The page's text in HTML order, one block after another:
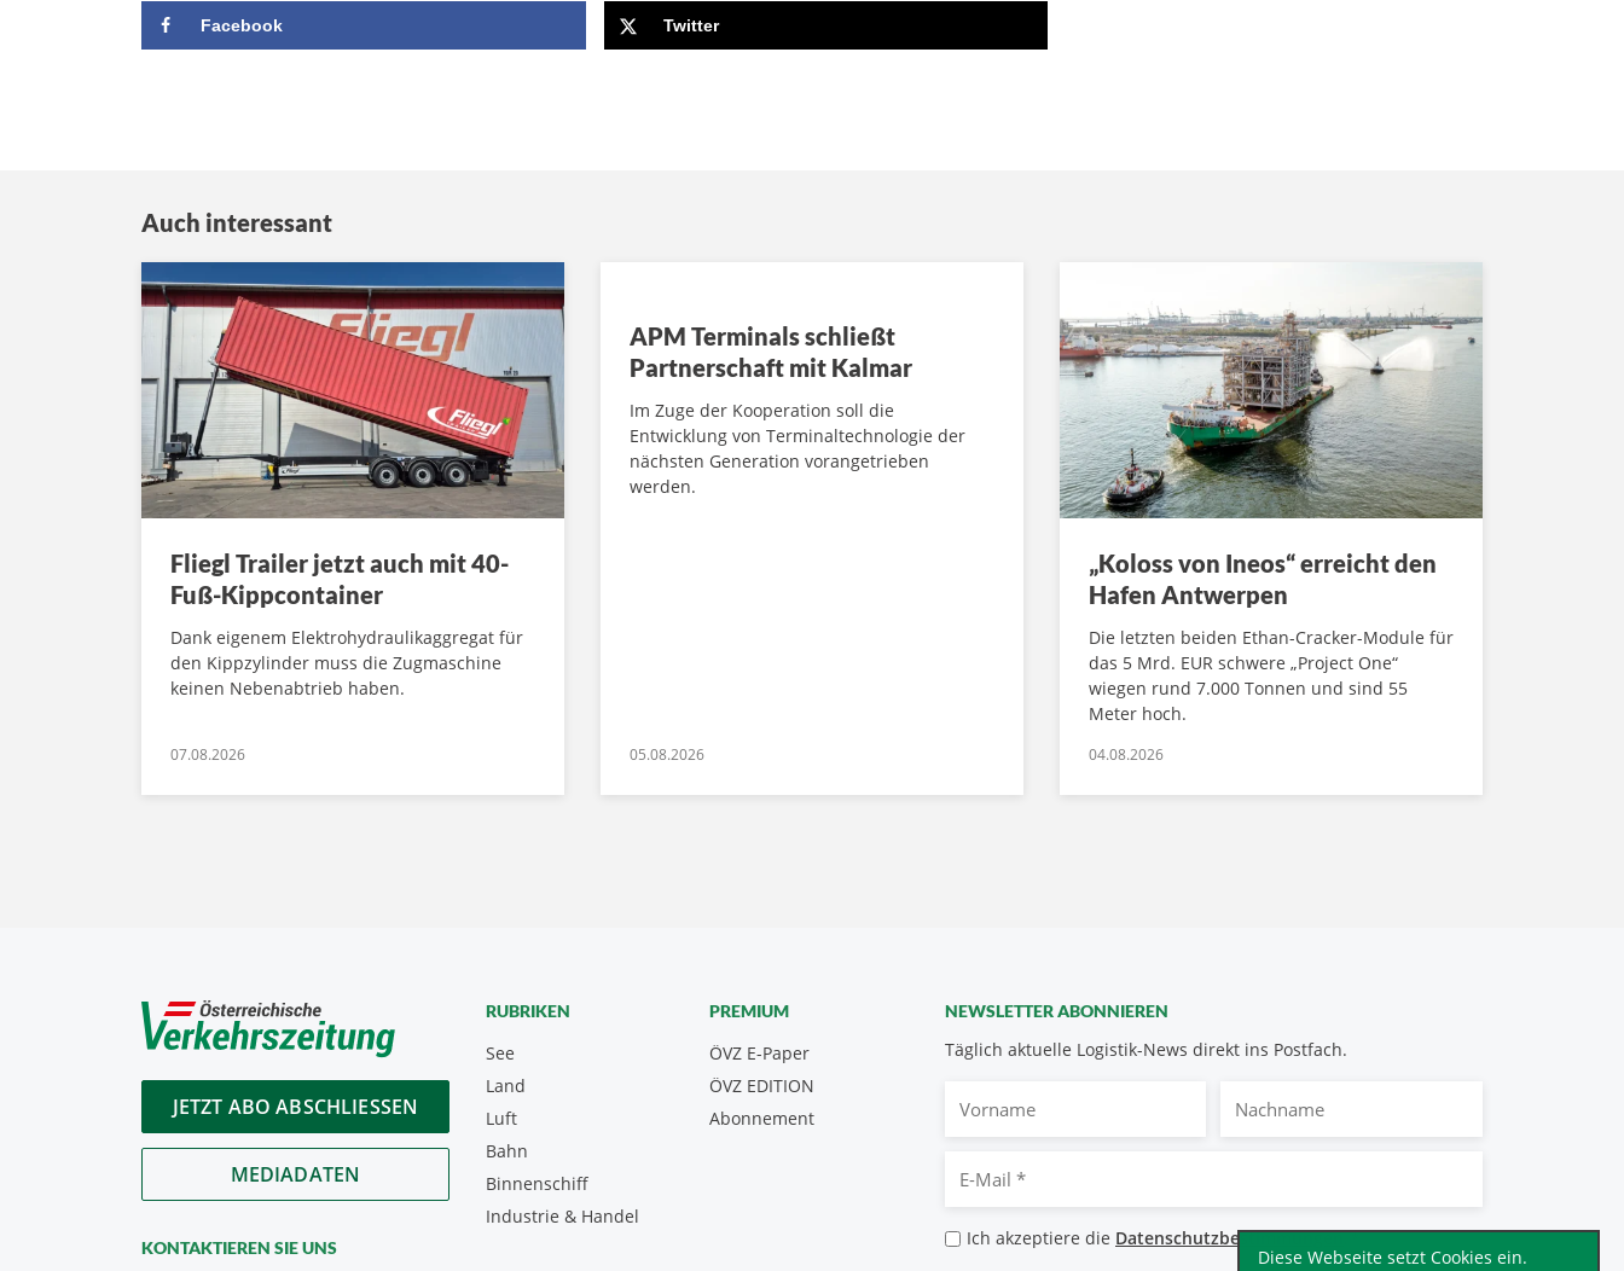
Diese Webseite setzt Cookies ein.
Facebook Twitter
Auch interessant
Fliegl Trailer jetzt auch mit 40-
Fuß-Kippcontainer
Dank eigenem Elektrohydraulikaggregat für
den Kippzylinder muss die Zugmaschine
keinen Nebenabtrieb haben.
07.08.2026
APM Terminals schließt
Partnerschaft mit Kalmar
Im Zuge der Kooperation soll die
Entwicklung von Terminaltechnologie der
nächsten Generation vorangetrieben
werden.
05.08.2026
„Koloss von Ineos“ erreicht den
Hafen Antwerpen
Die letzten beiden Ethan-Cracker-Module für
das 5 Mrd. EUR schwere „Project One“
wiegen rund 7.000 Tonnen und sind 55
Meter hoch.
04.08.2026
JETZT ABO ABSCHLIESSEN
MEDIADATEN
KONTAKTIEREN SIE UNS
NEWSLETTER ABONNIEREN
Täglich aktuelle Logistik-News direkt ins Postfach.
Mail
Datenschutzbestimmungen
Ich akzeptiere die Datenschutzbestimmungen.*
RUBRIKEN
See
Land
Luft
Bahn
Binnenschiff
Industrie & Handel
PREMIUM
ÖVZ E-Paper
Abonnement
ÖVZ EDITION